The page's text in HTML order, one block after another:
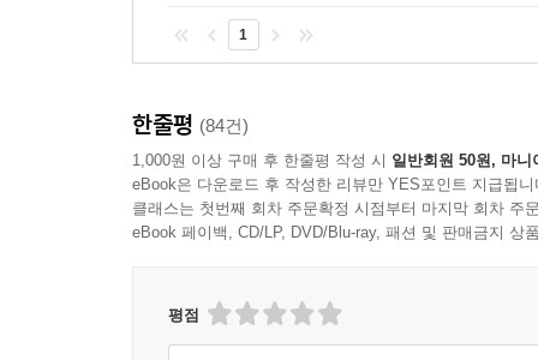
1
한줄평 (84건)
1,000원 이상 구매 후 한줄평 작성 시 일반회원 50원, 마니
eBook은 다운로드 후 작성한 리뷰만 YES포인트 지급됩니
클래스는 첫번째 회차 주문확정 시점부터 마지막 회차 주
eBook 페이백, CD/LP, DVD/Blu-ray, 패션 및 판매금지 상
평점